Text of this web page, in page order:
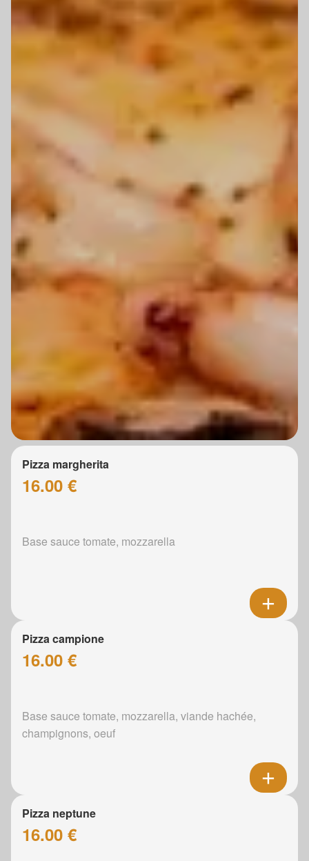
Pizza margherita
16.00 €
Base sauce tomate, mozzarella
Pizza campione
16.00 €
Base sauce tomate, mozzarella, viande hachée,
champignons, oeuf
Pizza neptune
16.00 €